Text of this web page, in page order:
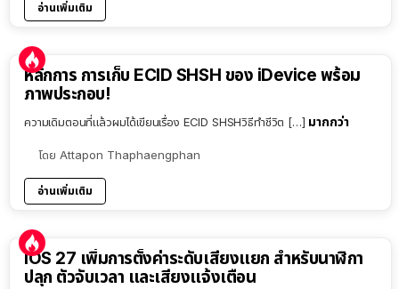
อ่านเพิ่มเติม
หลักการ การเก็บ ECID SHSH ของ iDevice พร้อม
ภาพประกอบ!
ความเดิมตอนที่แล้วผมได้เขียนเรื่อง ECID SHSHวิธีทำชีวิต […] มากกว่า
โดย Attapon Thaphaengphan
อ่านเพิ่มเติม
iOS 27 เพิ่มการตั้งค่าระดับเสียงแยก สำหรับนาฬิกา
ปลุก ตัวจับเวลา และเสียงแจ้งเตือน